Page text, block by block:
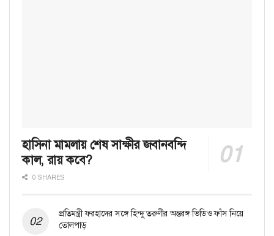
হাসিনা মামলায় শেষ সাক্ষীর জবানবন্দি
কাল, রায় কবে?
0 SHARES
প্রতিমন্ত্রী ফরহাদের সঙ্গে হিন্দু তরুণীর অন্তরঙ্গ ভিডিও ফাঁস নিয়ে
তোলপাড়